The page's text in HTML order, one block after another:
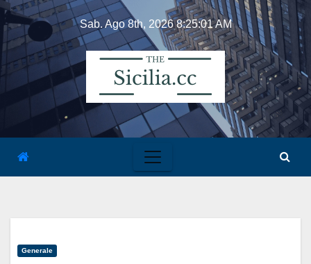
Skip
content
Sab. Ago 8th, 20268:25:02 AM
Generale